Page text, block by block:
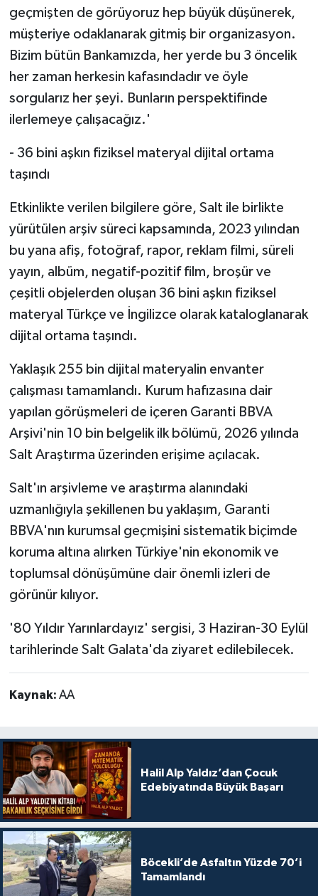
geçmişten de görüyoruz hep büyük düşünerek,
müşteriye odaklanarak gitmiş bir organizasyon.
Bizim bütün Bankamızda, her yerde bu 3 öncelik
her zaman herkesin kafasındadır ve öyle
sorgularız her şeyi. Bunların perspektifinde
ilerlemeye çalışacağız.'
- 36 bini aşkın fiziksel materyal dijital ortama
taşındı
Etkinlikte verilen bilgilere göre, Salt ile birlikte
yürütülen arşiv süreci kapsamında, 2023 yılından
bu yana afiş, fotoğraf, rapor, reklam filmi, süreli
yayın, albüm, negatif-pozitif film, broşür ve
çeşitli objelerden oluşan 36 bini aşkın fiziksel
materyal Türkçe ve İngilizce olarak kataloglanarak
dijital ortama taşındı.
Yaklaşık 255 bin dijital materyalin envanter
çalışması tamamlandı. Kurum hafızasına dair
yapılan görüşmeleri de içeren Garanti BBVA
Arşivi'nin 10 bin belgelik ilk bölümü, 2026 yılında
Salt Araştırma üzerinden erişime açılacak.
Salt'ın arşivleme ve araştırma alanındaki
uzmanlığıyla şekillenen bu yaklaşım, Garanti
BBVA'nın kurumsal geçmişini sistematik biçimde
koruma altına alırken Türkiye'nin ekonomik ve
toplumsal dönüşümüne dair önemli izleri de
görünür kılıyor.
'80 Yıldır Yarınlardayız' sergisi, 3 Haziran-30 Eylül
tarihlerinde Salt Galata'da ziyaret edilebilecek.
Kaynak: AA
Halil Alp Yaldız’dan Çocuk
Edebiyatında Büyük Başarı
Böcekli’de Asfaltın Yüzde 70’i
Tamamlandı